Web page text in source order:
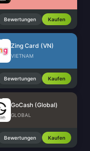
Bewertungen Kaufen
Zing Card (VN)
VIETNAM
Bewertungen Kaufen
GoCash (Global)
GLOBAL
Bewertungen Kaufen